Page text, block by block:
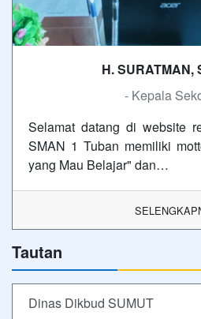
H. SURATMAN,
- Kepala
Selamat datang di website
SMAN 1 Tuban memiliki
yang Mau Belajar" dan…
Tautan
Dinas Dikbud SUMUT